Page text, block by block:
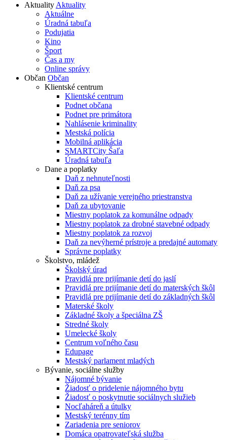
AktualityAktuality
Aktuálne
Úradná tabuľa
Podujatia
Kino
Šport
Čas a my
Online správy
Občan Občan
Klientské centrum
Klientské centrum
Podnet občana
Podnet pre primátora
Nahlásenie kriminality
Mestská polícia
Mobilná aplikácia
SMARTCity Šaľa
Úradná tabuľa
Dane a poplatky
Daň z nehnuteľnosti
Daň za psa
Daň za užívanie verejného priestranstva
Daň za ubytovanie
Miestny poplatok za komunálne odpady
Miestny poplatok za drobné stavebné odpady
Miestny poplatok za rozvoj
Daň za nevýherné prístroje a predajné automaty
Správne poplatky
Školstvo, mládež
Školský úrad
Pravidlá pre prijímanie detí do jaslí
Pravidlá pre prijímanie detí do materských škôl
Pravidlá pre prijímanie detí do základných škôl
Materské školy
Základné školy a špeciálna ZŠ
Stredné školy
Umelecké školy
Centrum voľného času
Edupage
Mestský parlament mladých
Bývanie, sociálne služby
Nájomné bývanie
Žiadosť o pridelenie nájomného bytu
Žiadosť o poskytnutie sociálnych služieb
Nocľaháreň a útulky
Mestský terénny tím
Zariadenia pre seniorov
Domáca opatrovateľská služba